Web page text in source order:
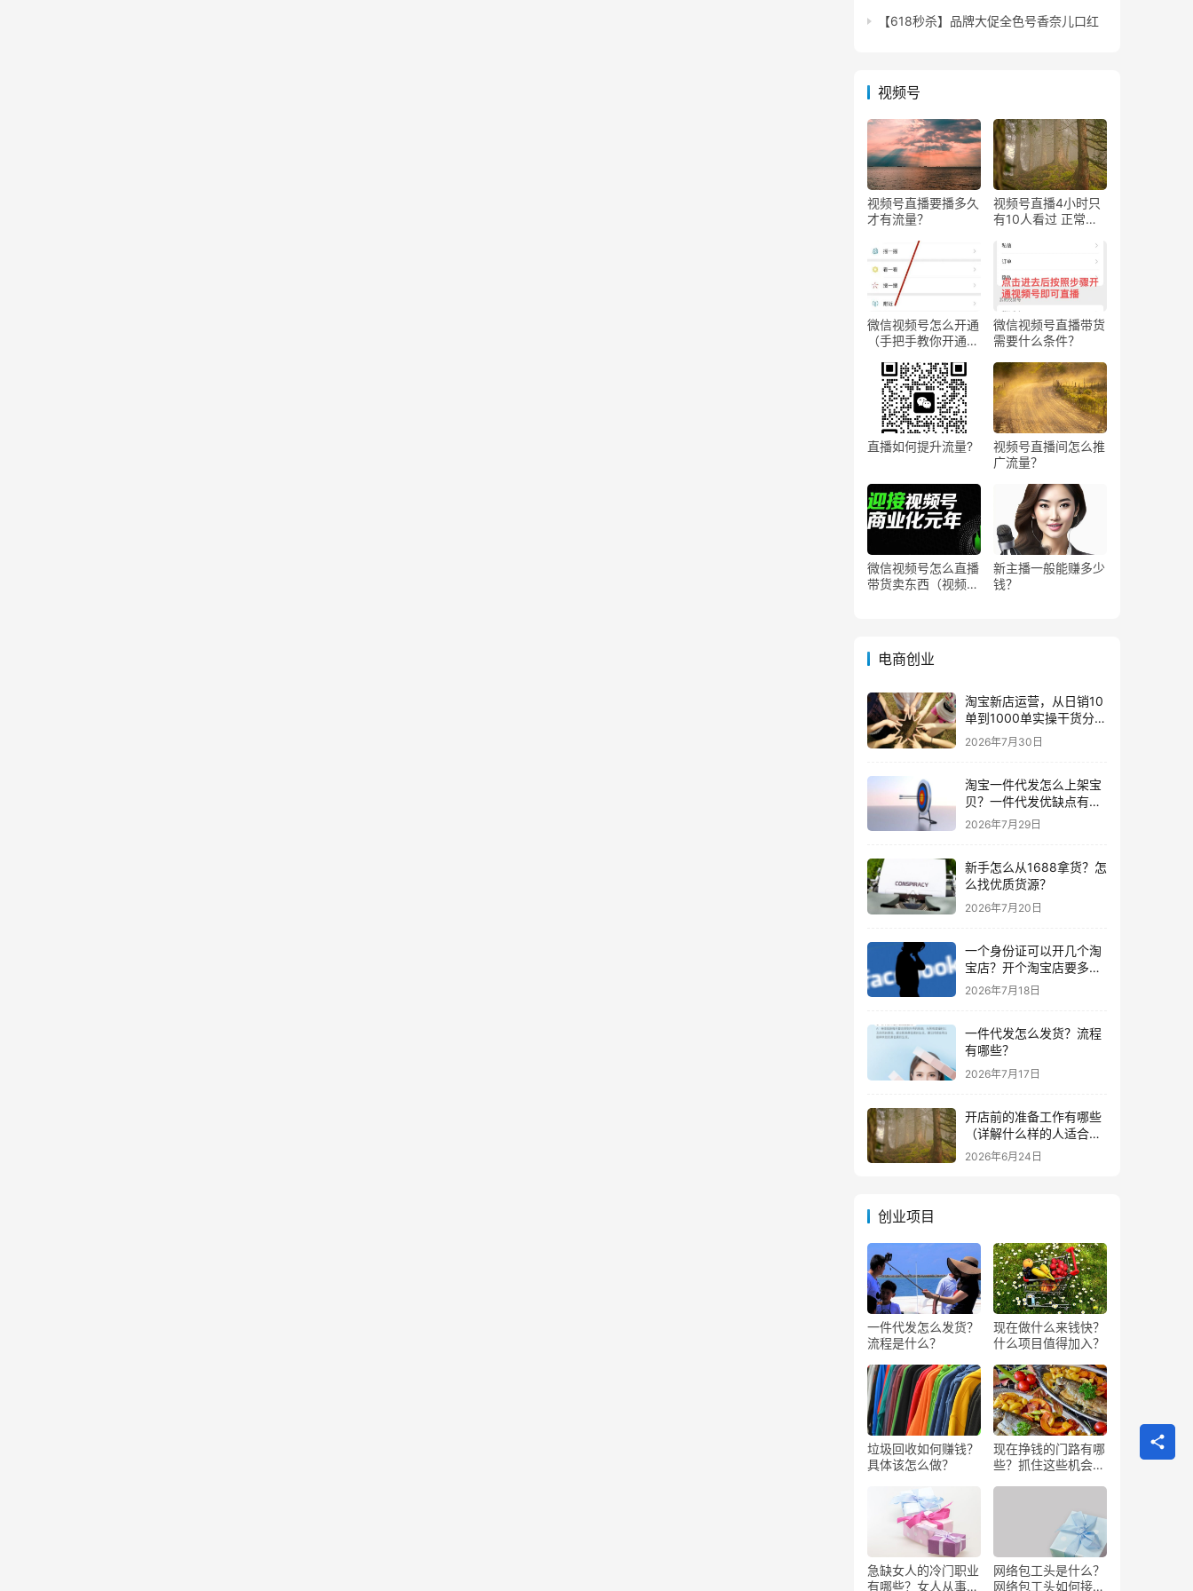
【618秒杀】品牌大促全色号香奈儿口红
视频号
视频号直播要播多久
才有流量？
视频号直播4小时只
有10人看过 正常
微信视频号怎么开通
（手把手教你开通微
微信视频号直播带货
需要什么条件？
直播如何提升流量?
视频号直播间怎么推
广流量？
微信视频号怎么直播
带货卖东西（视频号
新主播一般能赚多少
钱？
电商创业
淘宝新店运营，从日销10
单到1000单实操干货分
享！
2026年7月30日
淘宝一件代发怎么上架宝
贝？一件代发优缺点有哪
些？
2026年7月29日
新手怎么从1688拿货？怎
么找优质货源？
2026年7月20日
一个身份证可以开几个淘
宝店？开个淘宝店要多少
钱？
2026年7月18日
一件代发怎么发货？流程
有哪些？
2026年7月17日
开店前的准备工作有哪些
（详解什么样的人适合做
生意）
2026年6月24日
创业项目
一件代发怎么发货？
流程是什么？
现在做什么来钱快？
什么项目值得加入？
垃圾回收如何赚钱？
具体该怎么做？
现在挣钱的门路有哪
些？抓住这些机会闷
急缺女人的冷门职业
有哪些？女人从事哪
网络包工头是什么？
网络包工头如何接业